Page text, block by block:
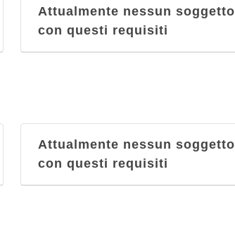
Attualmente nessun soggetto
con questi requisiti
Attualmente nessun soggetto
con questi requisiti